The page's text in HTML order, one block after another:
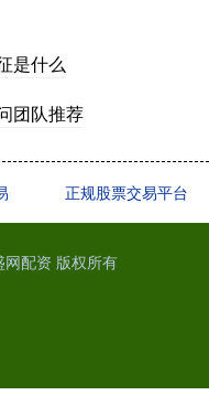
是什么
团队推荐
正规股票交易平台
配资 版权所有